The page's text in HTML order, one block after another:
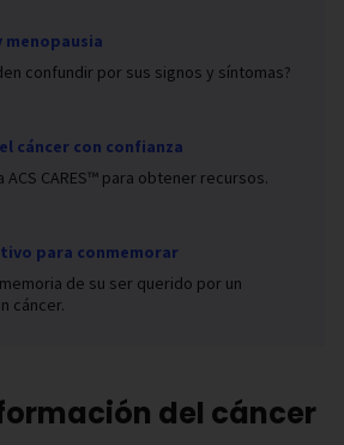
menopausia
confundir por sus signos y síntomas?
cáncer con confianza
ACS CARES™ para obtener recursos.
para conmemorar
de su ser querido por un
cáncer.
del cáncer